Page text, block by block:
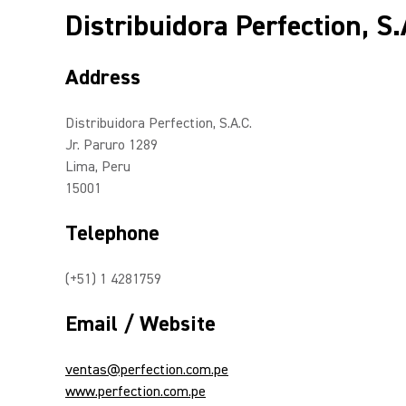
Distribuidora Perfection,
Address
Distribuidora Perfection, S.A.C.
Jr. Paruro 1289
Lima, Peru
15001
Telephone
(+51) 1 4281759
Email / Website
ventas@perfection.com.pe
www.perfection.com.pe